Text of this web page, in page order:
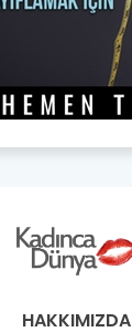
HAKKIMIZDA